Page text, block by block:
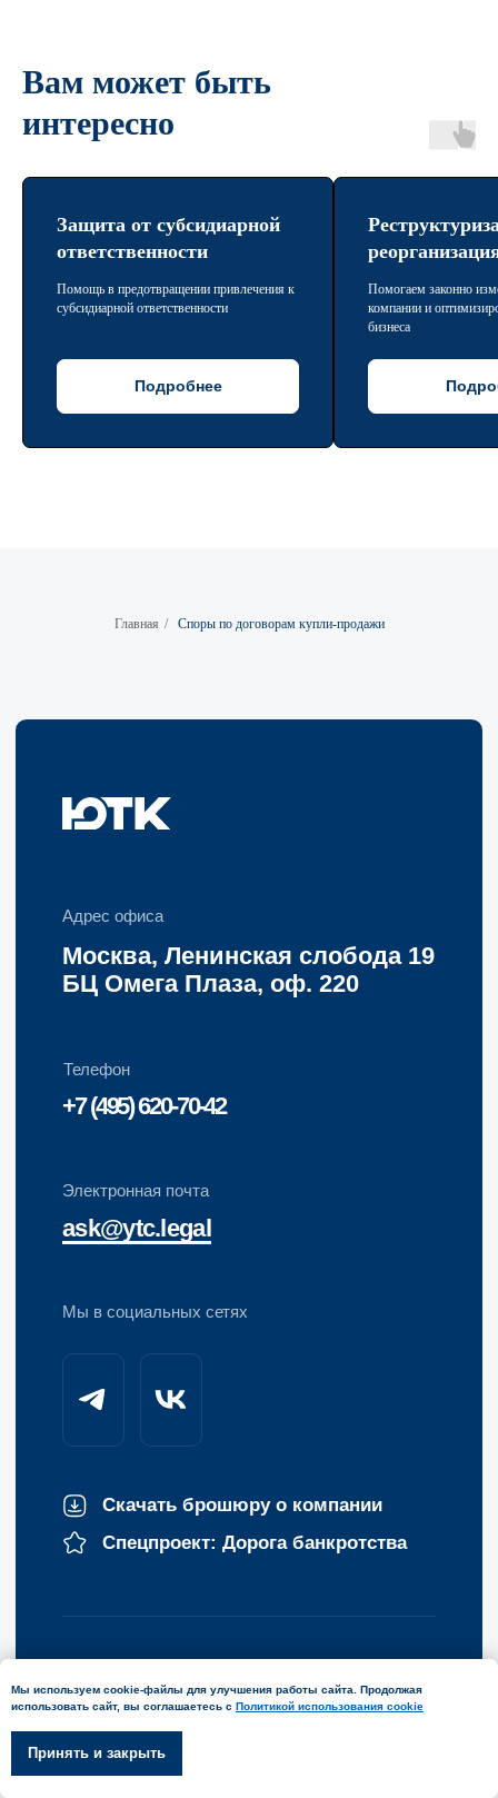
Вам может быть
интересно
Защита от субсидиарной
ответственности
Помощь в предотвращении привлечения к
субсидиарной ответственности
Подробнее
Помогаем законно
компании и
бизнеса
Главная / Споры по договорам купли-продажи
Мы используем cookie-файлы для улучшения работы сайта. Продолжая
использовать сайт, вы соглашаетесь с Политикой использования cookie
Принять и закрыть